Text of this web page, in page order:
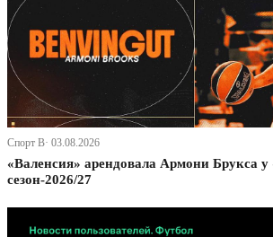
Спорт В· 03.08.2026
«Валенсия» арендовала Армони Брукса у
сезон-2026/27